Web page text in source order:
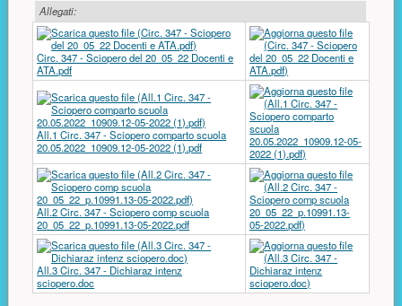
Allegati:
Circ. 347 - Sciopero del 20_05_22 Docenti e
ATA.pdf
All.1 Circ. 347 - Sciopero comparto scuola
20.05.2022_10909.12-05-2022 (1).pdf
All.2 Circ. 347 - Sciopero comp scuola
20_05_22_p.10991.13-05-2022.pdf
All.3 Circ. 347 - Dichiaraz intenz
sciopero.doc